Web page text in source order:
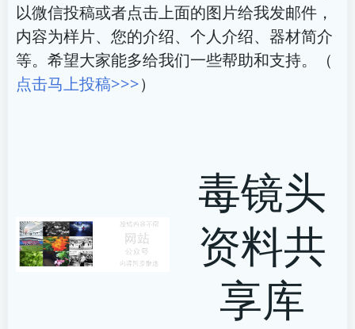
以微信投稿或者点击上面的图片给我发邮件，
内容为样片、您的介绍、个人介绍、器材简介
等。希望大家能多给我们一些帮助和支持。（
点击马上投稿>>>）
毒镜头
资料共
享库